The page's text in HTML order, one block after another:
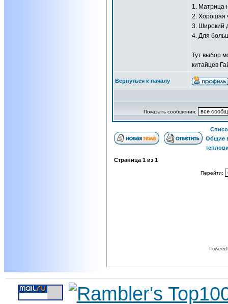
1. Матрица
2. Хорошая
3. Широкий
4. Для
Тут выбор
китайцев
Вернуться к началу
Показать сообщения:
Общие
Страница 1 из 1
Перейти:
Powered